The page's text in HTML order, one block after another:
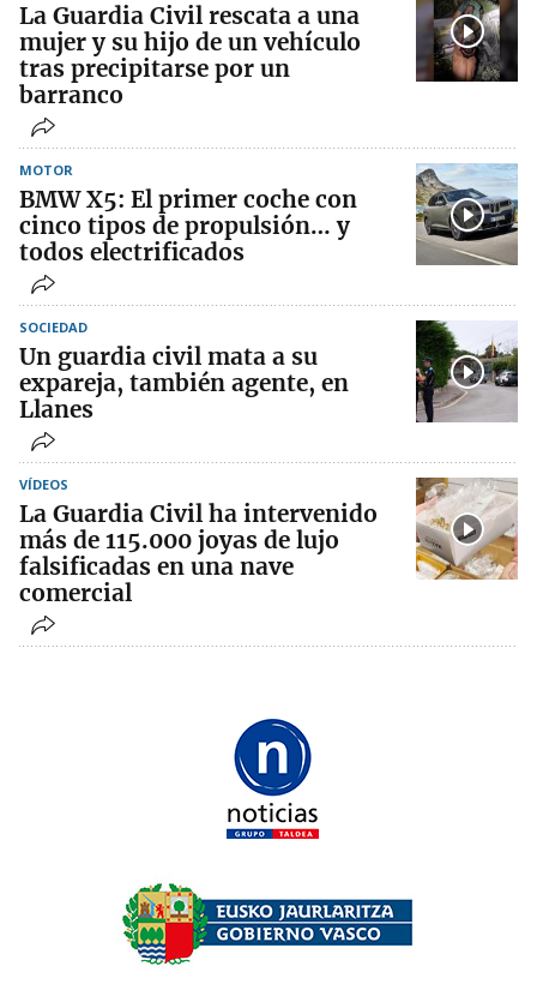
La Guardia Civil rescata a una
mujer y su hijo de un vehículo
tras precipitarse por un
barranco
MOTOR
BMW X5: El primer coche con
cinco tipos de propulsión… y
todos electrificados
SOCIEDAD
Un guardia civil mata a su
expareja, también agente, en
Llanes
VÍDEOS
La Guardia Civil ha intervenido
más de 115.000 joyas de lujo
falsificadas en una nave
comercial